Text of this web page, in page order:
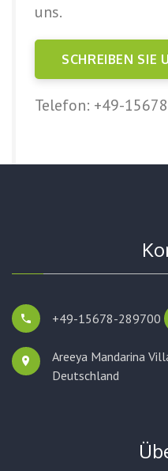
uns.
SCHREIBEN SIE
Telefon: +49-
+49-15678-289700
Areeya Mandarina
Deutschland